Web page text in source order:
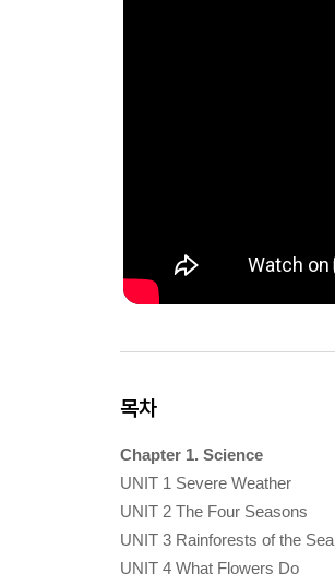
목차
Chapter 1. Science
UNIT 1 Severe Weather
UNIT 2 The Four Seasons
UNIT 3 Rainforests of the Sea
UNIT 4 What Flowers Do